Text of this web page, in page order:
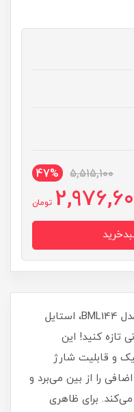
5,515,100
47%
تومان
با پرزگیر شارژی لباس بیسمارک مدل BML144، استایل
تازه کنید! این
و قابلیت شارژ
را از بین می‌برد و
می‌کند. برای ظاهری